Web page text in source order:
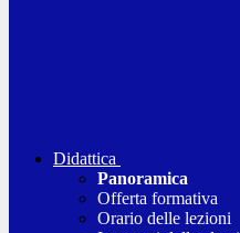
Didattica
Panoramica
Offerta formativa
Orario delle lezioni